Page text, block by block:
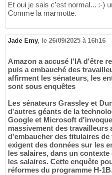
Et oui je sais c'est normal... :-)
Comme la marmotte.
Jade Emy, le 26/09/2025 à 16h16
Amazon a accusé l'IA d'être
puis a embauché des
affirment les sénateurs, les
sont sous enquêtes
Les sénateurs Grassley et
d'autres géants de la
Google et Microsoft
massivement des travailleurs
d'embaucher des titulaires
exigent des données sur les
les salaires, dans un
les salaires. Cette enquête
réformes du programme H-